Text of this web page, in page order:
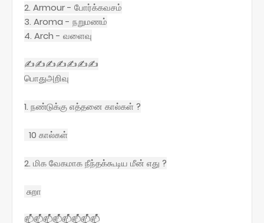
2. Armour - போர்க்கவசம்
3. Aroma - நறுமணம்
4. Arch - வளைவு
✍✍✍✍✍✍✍
பொதுஅறிவு
1. நண்டுக்கு எத்தனை கால்கள் ?
10 கால்கள்
2. மிக வேகமாக நீந்தக்கூடிய மீன் எது ?
சுறா
📫📫📫📫📫📫📫📫